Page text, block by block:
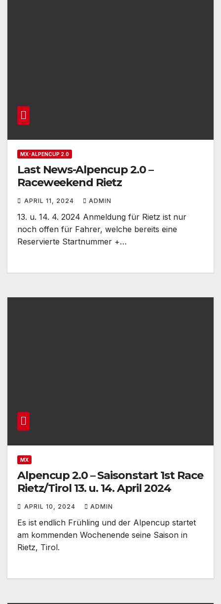
MX-ALPENCUP 2.0
Last News-Alpencup 2.0 –
Raceweekend Rietz
APRIL 11, 2024 ADMIN
13. u. 14. 4. 2024 Anmeldung für Rietz ist nur
noch offen für Fahrer, welche bereits eine
Reservierte Startnummer +…
MX
Alpencup 2.0 – Saisonstart 1st Race
Rietz/Tirol 13. u. 14. April 2024
APRIL 10, 2024 ADMIN
Es ist endlich Frühling und der Alpencup startet
am kommenden Wochenende seine Saison in
Rietz, Tirol.